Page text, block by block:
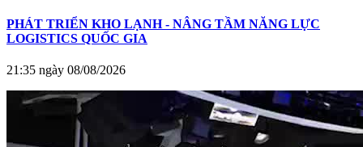
PHÁT TRIỂN KHO LẠNH - NÂNG TẦM NĂNG LỰC
LOGISTICS QUỐC GIA
21:35 ngày 08/08/2026